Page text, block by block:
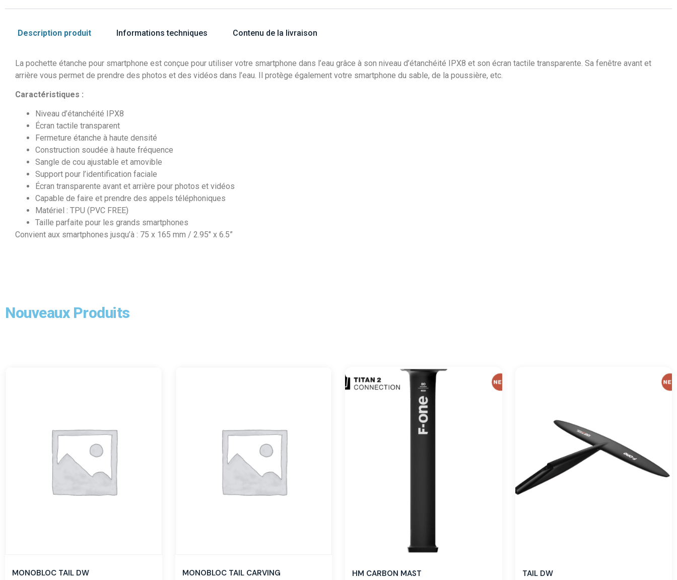
Description produit Informations techniques Contenu de la livraison
La pochette étanche pour smartphone est conçue pour utiliser votre smartphone dans l’eau grâce à son niveau d’étanchéité IPX8 et son écran tactile transparente. Sa fenêtre avant et
arrière vous permet de prendre des photos et des vidéos dans l’eau. Il protège également votre smartphone du sable, de la poussière, etc.
Caractéristiques :
Niveau d’étanchéité IPX8
Écran tactile transparent
Fermeture étanche à haute densité
Construction soudée à haute fréquence
Sangle de cou ajustable et amovible
Support pour l’identification faciale
Écran transparente avant et arrière pour photos et vidéos
Capable de faire et prendre des appels téléphoniques
Matériel : TPU (PVC FREE)
Taille parfaite pour les grands smartphones
Convient aux smartphones jusqu’à : 75 x 165 mm / 2.95″ x 6.5”
Nouveaux Produits
MONOBLOC TAIL DW MONOBLOC TAIL CARVING HM CARBON MAST TAIL DW